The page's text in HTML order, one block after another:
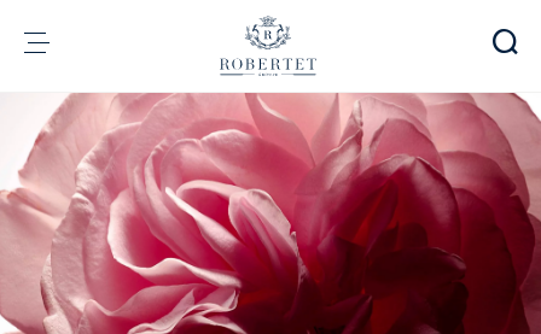
Groupe
Parfumerie
Arômes
Matières premières
Health & Beauty
Panneau de gestion des cookies